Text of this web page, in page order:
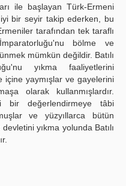
ile başlayan Türk-Ermeni
bir seyir takip ederken, bu
tarafından tek taraflı
bölme ve
mümkün değildir. Batılı
yıkma faaliyetlerini
içine yaymışlar ve gayelerini
olarak kullanmışlardır.
bir değerlendirmeye tâbi
ve yüzyıllarca bütün
yıkma yolunda Batılı